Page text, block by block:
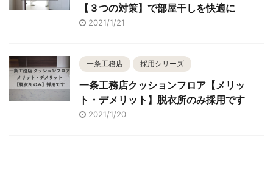
【３つの対策】で部屋干しを快適に
2021/1/21
一条工務店 採用シリーズ
一条工務店クッションフロア【メリッ
ト・デメリット】脱衣所のみ採用です
2021/1/20